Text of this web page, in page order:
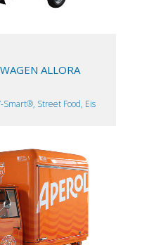
ALLORA
Smart®, Street Food, Eis